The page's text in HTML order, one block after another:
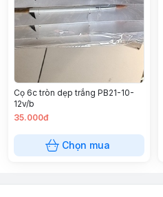
Cọ 6c tròn dẹp trắng PB21-10-
12v/b
35.000đ
Chọn mua